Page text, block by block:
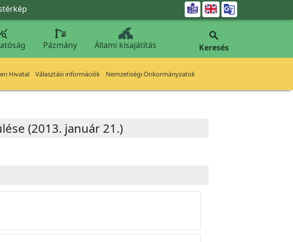

Pázmány Állami kisajátítás

Keresés
Hivatal Választási információk Nemzetiségi Önkormányzatok
(2013. január 21.)